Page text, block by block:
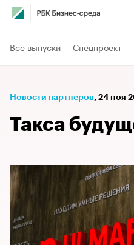
Все выпуски Спецпроект
Новости партнеров⁠, 24 ноя
Такса